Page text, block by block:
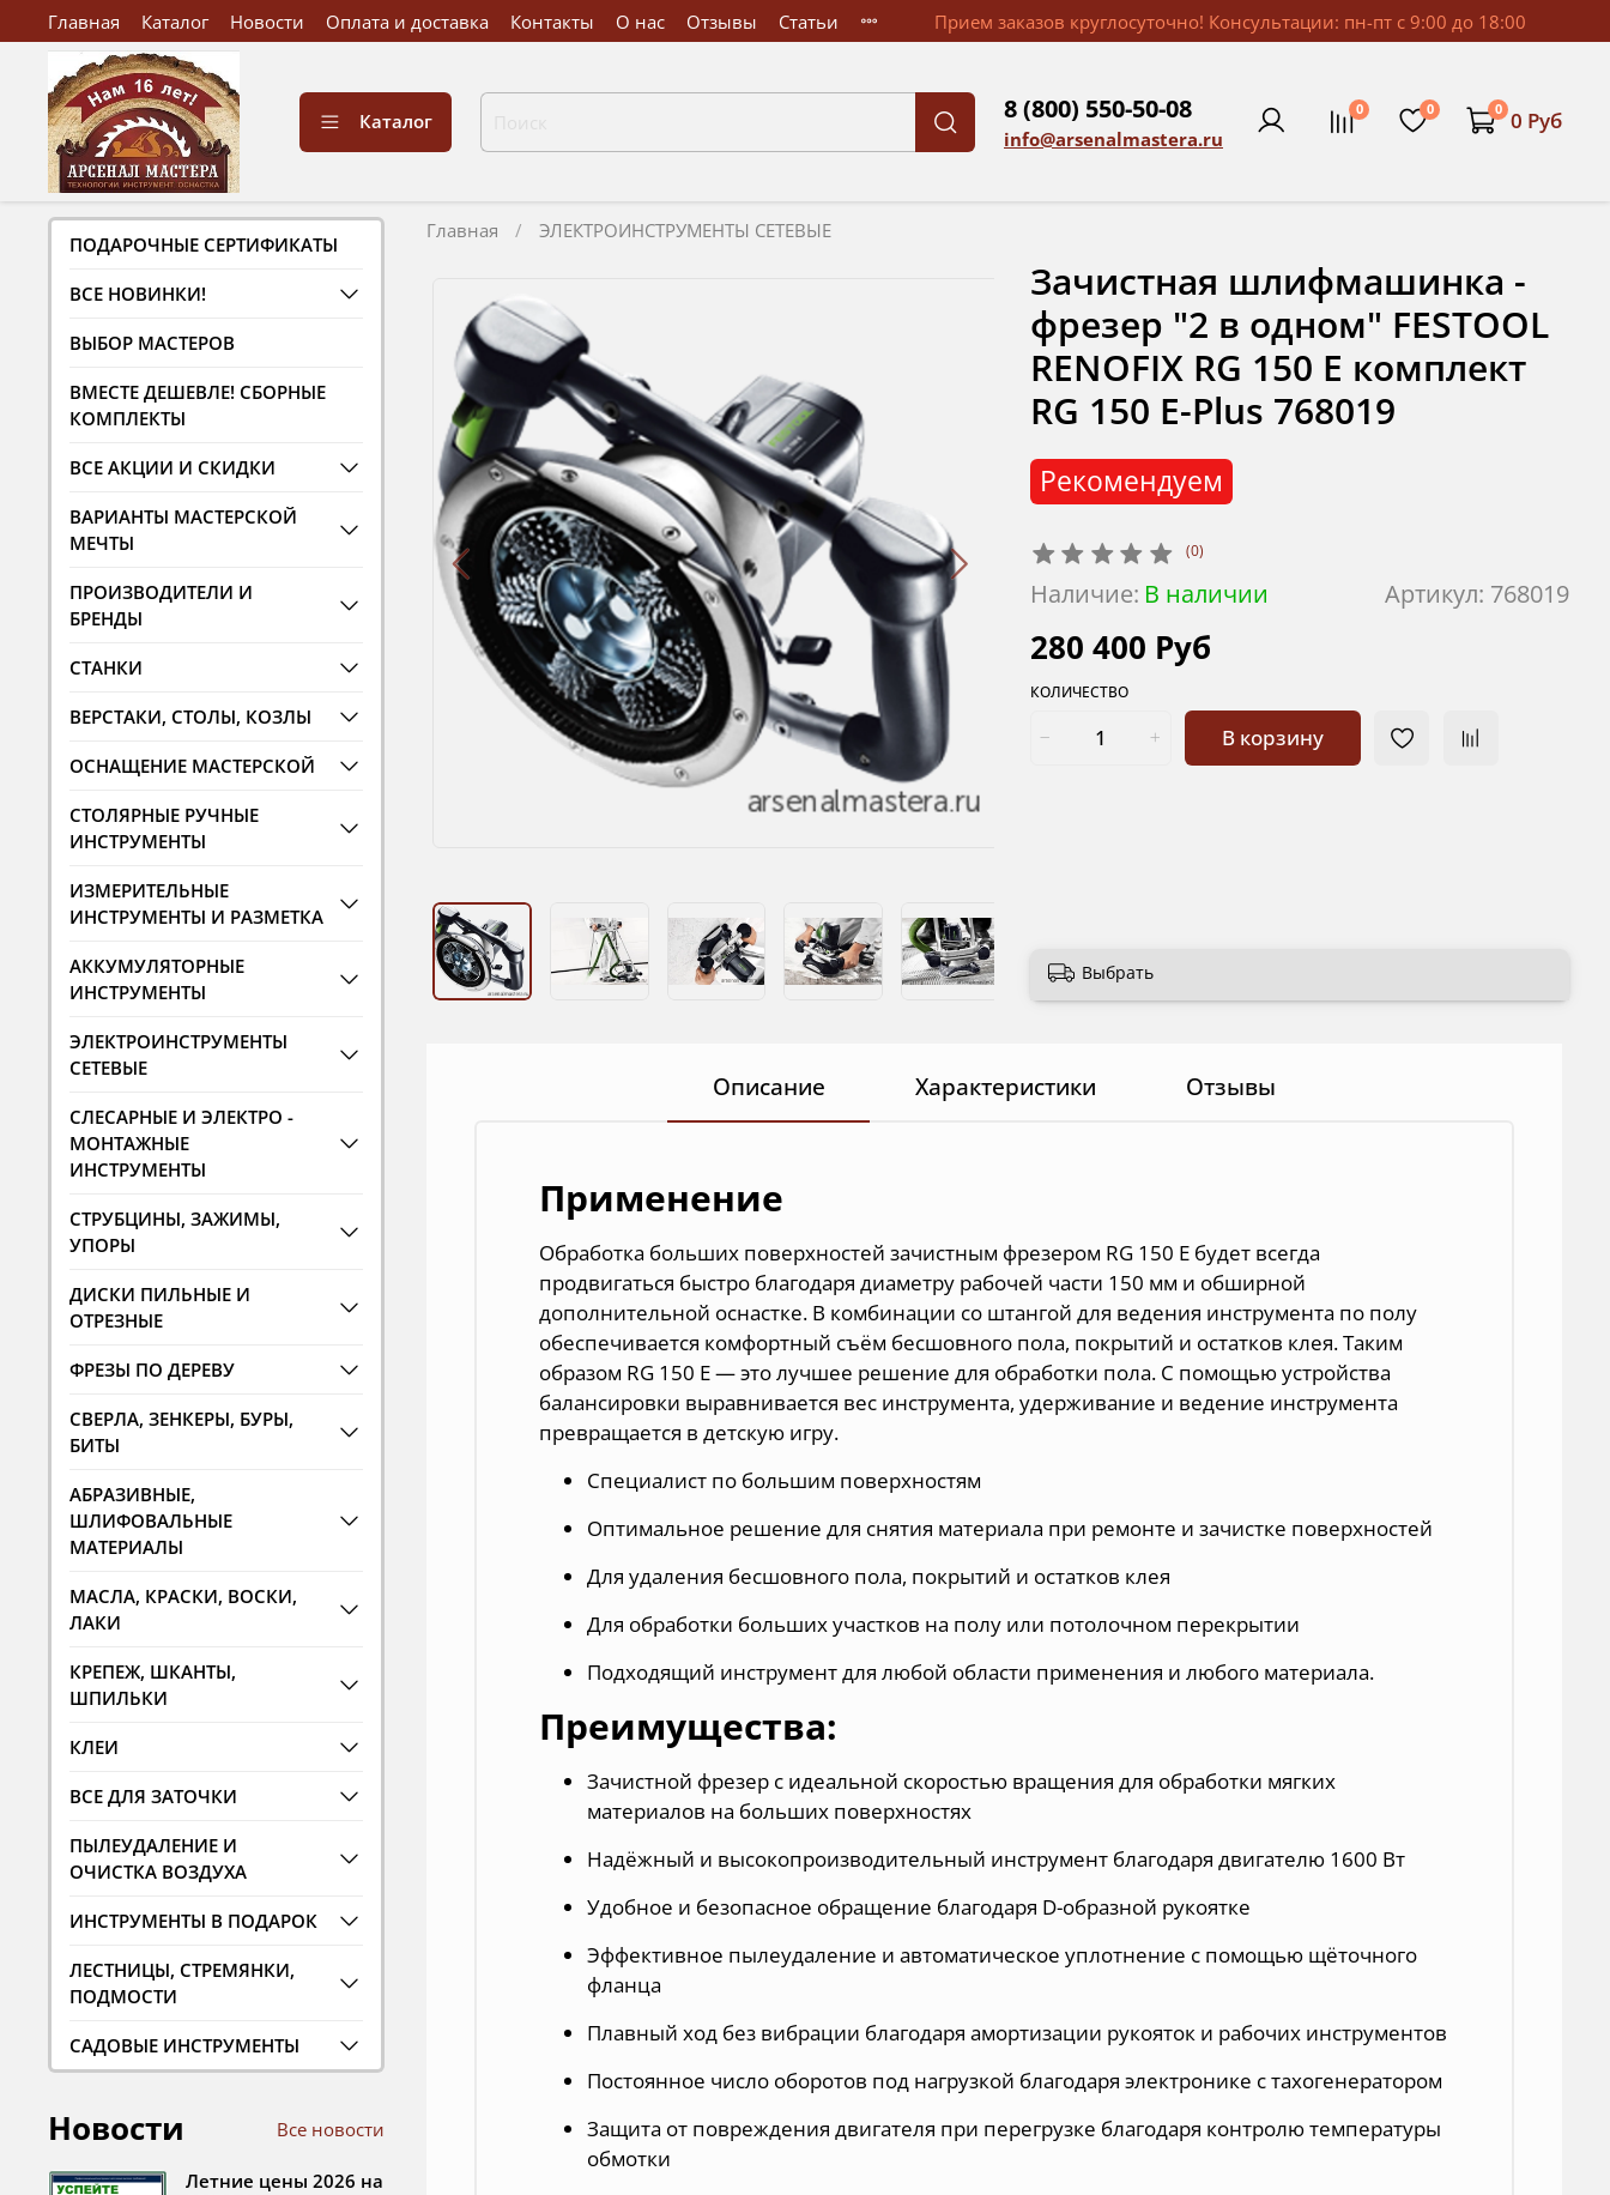
Главная Каталог Новости Оплата и доставка Контакты О нас Отзывы Статьи Прием заказов круглосуточно! Консультации: пн-пт с 9:00 до 18:00
Каталог 8 (800) 550-50-08
info@arsenalmastera.ru
0 0 0 0 Руб
Главная ЭЛЕКТРОИНСТРУМЕНТЫ СЕТЕВЫЕ
(0)
Артикул: 768019
Наличие: В наличии
Рекомендуем
Зачистная шлифмашинка -
фрезер "2 в одном" FESTOOL
RENOFIX RG 150 E комплект
RG 150 E-Plus 768019
280 400 Руб
КОЛИЧЕСТВО
В корзину
Выбрать
Описание Характеристики Отзывы
Применение
Обработка больших поверхностей зачистным фрезером RG 150 E будет всегда
продвигаться быстро благодаря диаметру рабочей части 150 мм и обширной
дополнительной оснастке. В комбинации со штангой для ведения инструмента по полу
обеспечивается комфортный съём бесшовного пола, покрытий и остатков клея. Таким
образом RG 150 E — это лучшее решение для обработки пола. С помощью устройства
балансировки выравнивается вес инструмента, удерживание и ведение инструмента
превращается в детскую игру.
Специалист по большим поверхностям
Оптимальное решение для снятия материала при ремонте и зачистке поверхностей
Для удаления бесшовного пола, покрытий и остатков клея
Для обработки больших участков на полу или потолочном перекрытии
Подходящий инструмент для любой области применения и любого материала.
Преимущества:
Зачистной фрезер с идеальной скоростью вращения для обработки мягких
материалов на больших поверхностях
Надёжный и высокопроизводительный инструмент благодаря двигателю 1600 Вт
Удобное и безопасное обращение благодаря D-образной рукоятке
Эффективное пылеудаление и автоматическое уплотнение с помощью щёточного
фланца
Плавный ход без вибрации благодаря амортизации рукояток и рабочих инструментов
Постоянное число оборотов под нагрузкой благодаря электронике с тахогенератором
Защита от повреждения двигателя при перегрузке благодаря контролю температуры
обмотки
ПОДАРОЧНЫЕ СЕРТИФИКАТЫ
ВСЕ НОВИНКИ!
ВЫБОР МАСТЕРОВ
ВМЕСТЕ ДЕШЕВЛЕ! СБОРНЫЕ
КОМПЛЕКТЫ
ВСЕ АКЦИИ И СКИДКИ
ВАРИАНТЫ МАСТЕРСКОЙ
МЕЧТЫ
ПРОИЗВОДИТЕЛИ И
БРЕНДЫ
СТАНКИ
ВЕРСТАКИ, СТОЛЫ, КОЗЛЫ
ОСНАЩЕНИЕ МАСТЕРСКОЙ
СТОЛЯРНЫЕ РУЧНЫЕ
ИНСТРУМЕНТЫ
ИЗМЕРИТЕЛЬНЫЕ
ИНСТРУМЕНТЫ И РАЗМЕТКА
АККУМУЛЯТОРНЫЕ
ИНСТРУМЕНТЫ
ЭЛЕКТРОИНСТРУМЕНТЫ
СЕТЕВЫЕ
СЛЕСАРНЫЕ И ЭЛЕКТРО -
МОНТАЖНЫЕ
ИНСТРУМЕНТЫ
СТРУБЦИНЫ, ЗАЖИМЫ,
УПОРЫ
ДИСКИ ПИЛЬНЫЕ И
ОТРЕЗНЫЕ
ФРЕЗЫ ПО ДЕРЕВУ
СВЕРЛА, ЗЕНКЕРЫ, БУРЫ,
БИТЫ
АБРАЗИВНЫЕ,
ШЛИФОВАЛЬНЫЕ
МАТЕРИАЛЫ
МАСЛА, КРАСКИ, ВОСКИ,
ЛАКИ
КРЕПЕЖ, ШКАНТЫ,
ШПИЛЬКИ
КЛЕИ
ВСЕ ДЛЯ ЗАТОЧКИ
ПЫЛЕУДАЛЕНИЕ И
ОЧИСТКА ВОЗДУХА
ИНСТРУМЕНТЫ В ПОДАРОК
ЛЕСТНИЦЫ, СТРЕМЯНКИ,
ПОДМОСТИ
САДОВЫЕ ИНСТРУМЕНТЫ
Новости Все новости
Летние цены 2026 на